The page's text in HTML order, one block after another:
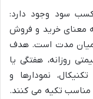
کسب سود وجود دارد:
معنای خرید و فروش
میان مدت است. هدف
روزانه، هفتگی یا
نمودارها و
مناسب تکیه می کنند.